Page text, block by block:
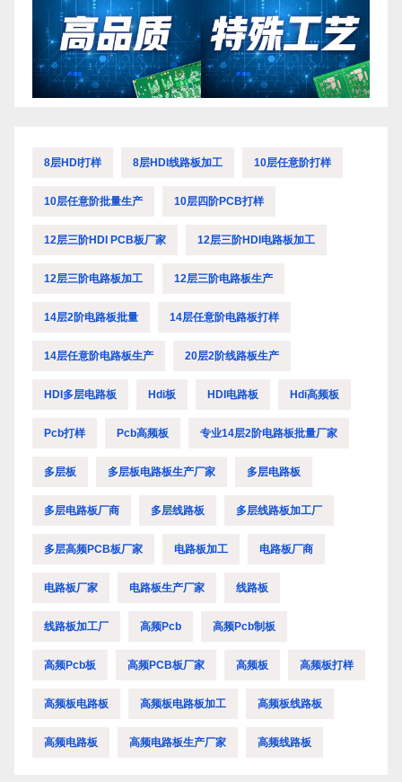
8层HDI打样 8层HDI线路板加工 10层任意阶打样
10层任意阶批量生产 10层四阶PCB打样
12层三阶HDI PCB板厂家 12层三阶HDI电路板加工
12层三阶电路板加工 12层三阶电路板生产
14层2阶电路板批量 14层任意阶电路板打样
14层任意阶电路板生产 20层2阶线路板生产
HDI多层电路板 Hdi板 HDI电路板 Hdi高频板
Pcb打样 Pcb高频板 专业14层2阶电路板批量厂家
多层板 多层板电路板生产厂家 多层电路板
多层电路板厂商 多层线路板 多层线路板加工厂
多层高频PCB板厂家 电路板加工 电路板厂商
电路板厂家 电路板生产厂家 线路板
线路板加工厂 高频pcb 高频pcb制板
高频pcb板 高频PCB板厂家 高频板 高频板打样
高频板电路板 高频板电路板加工 高频板线路板
高频电路板 高频电路板生产厂家 高频线路板